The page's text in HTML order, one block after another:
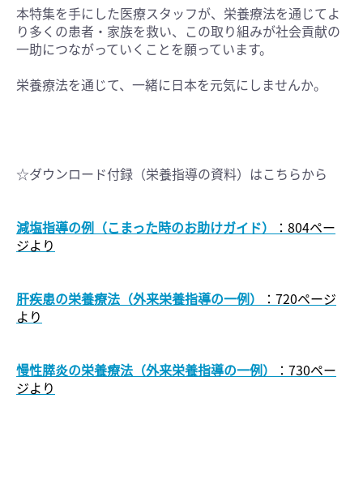
本特集を手にした医療スタッフが、栄養療法を通じてよ
り多くの患者・家族を救い、この取り組みが社会貢献の
一助につながっていくことを願っています。
栄養療法を通じて、一緒に日本を元気にしませんか。
☆ダウンロード付録（栄養指導の資料）はこちらから
減塩指導の例（こまった時のお助けガイド）
：804ペー
ジより
肝疾患の栄養療法（外来栄養指導の一例）
：720ページ
より
慢性膵炎の栄養療法（外来栄養指導の一例）
：730ペー
ジより